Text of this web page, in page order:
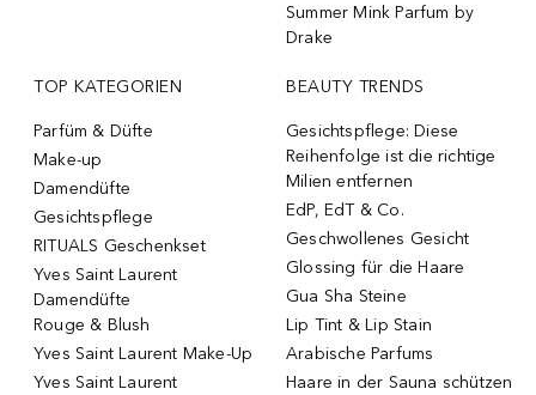
Summer Mink Parfum by
Drake
TOP KATEGORIEN
Parfüm & Düfte
Make-up
Damendüfte
Gesichtspflege
RITUALS Geschenkset
Yves Saint Laurent
Damendüfte
Rouge & Blush
Yves Saint Laurent Make-Up
Yves Saint Laurent
BEAUTY TRENDS
Gesichtspflege: Diese
Reihenfolge ist die richtige
Milien entfernen
EdP, EdT & Co.
Geschwollenes Gesicht
Glossing für die Haare
Gua Sha Steine
Lip Tint & Lip Stain
Arabische Parfums
Haare in der Sauna schützen